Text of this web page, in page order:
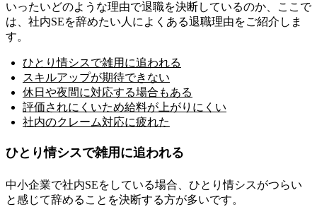
いったいどのような理由で退職を決断しているのか、ここで
は、社内SEを辞めたい人によくある退職理由をご紹介しま
す。
ひとり情シスで雑用に追われる
スキルアップが期待できない
休日や夜間に対応する場合もある
評価されにくいため給料が上がりにくい
社内のクレーム対応に疲れた
ひとり情シスで雑用に追われる
中小企業で社内SEをしている場合、ひとり情シスがつらい
と感じて辞めることを決断する方が多いです。